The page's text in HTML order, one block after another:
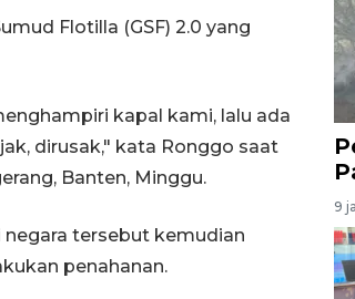
Flotilla (GSF) 2.0 yang
kapal kami, lalu ada
dirusak," kata Ronggo saat
Banten, Minggu.
negara tersebut kemudian
penahanan.
9